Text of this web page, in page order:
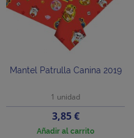
Mantel Patrulla Canina 2019
1 unidad
Precio
3,85 €
Añadir al carrito